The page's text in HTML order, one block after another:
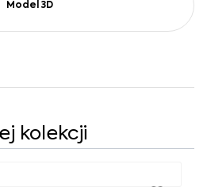
Model 3D
kolekcji